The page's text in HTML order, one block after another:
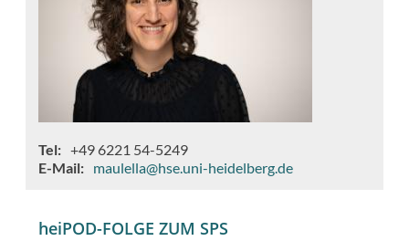
Tel
+49 6221 54-5249
E-Mail
maulella@hse.uni-heidelberg.de
heiPOD-FOLGE ZUM SPS